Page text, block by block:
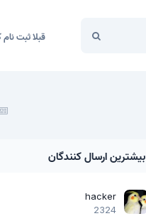
قبلا ثبت
بیشترین ارسال کنندگان
hacker
2324